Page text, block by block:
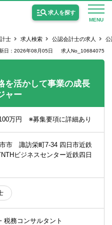
MENU
求人を探す
会計士の求人
会計士試験合格向けの求人
（米国公認会計士）の求人
会計士の転職
転職相談会・セミナー
士 求人検索 公認会計士の求人 公
日：2026年08月05日 求人No_10684075
を活かして事業の成長
ャー
万円 ※募集要項に詳細あり
市 諏訪栄町7-34 四日市近鉄
ビジネスセンター近鉄四日
税務コンサルタント